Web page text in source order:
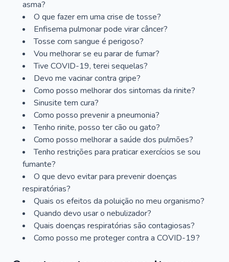
asma?
O que fazer em uma crise de tosse?
Enfisema pulmonar pode virar câncer?
Tosse com sangue é perigoso?
Vou melhorar se eu parar de fumar?
Tive COVID-19, terei sequelas?
Devo me vacinar contra gripe?
Como posso melhorar dos sintomas da rinite?
Sinusite tem cura?
Como posso prevenir a pneumonia?
Tenho rinite, posso ter cão ou gato?
Como posso melhorar a saúde dos pulmões?
Tenho restrições para praticar exercícios se sou
fumante?
O que devo evitar para prevenir doenças
respiratórias?
Quais os efeitos da poluição no meu organismo?
Quando devo usar o nebulizador?
Quais doenças respiratórias são contagiosas?
Como posso me proteger contra a COVID-19?